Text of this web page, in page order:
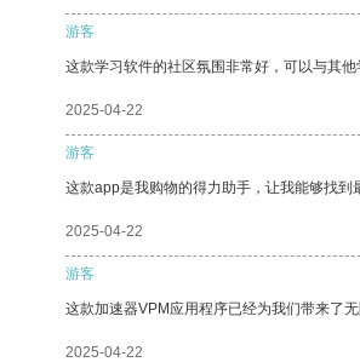
游客
这款学习软件的社区氛围非常好，可以与其他
2025-04-22
游客
这款app是我购物的得力助手，让我能够找到
2025-04-22
游客
这款加速器VPM应用程序已经为我们带来了
2025-04-22